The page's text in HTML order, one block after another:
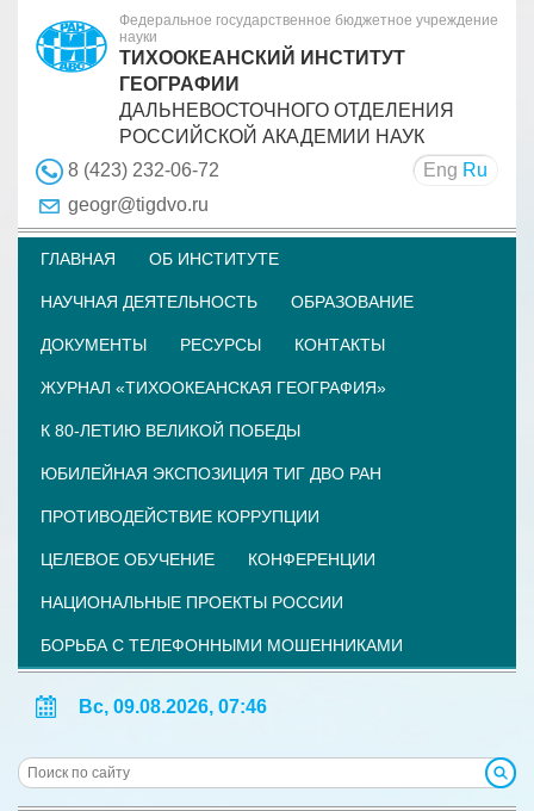
Федеральное государственное бюджетное учреждение
науки
ТИХООКЕАНСКИЙ ИНСТИТУТ
ГЕОГРАФИИ
ДАЛЬНЕВОСТОЧНОГО ОТДЕЛЕНИЯ
РОССИЙСКОЙ АКАДЕМИИ НАУК
8 (423) 232-06-72
Eng Ru
geogr@tigdvo.ru
ГЛАВНАЯ ОБ ИНСТИТУТЕ
НАУЧНАЯ ДЕЯТЕЛЬНОСТЬ ОБРАЗОВАНИЕ
ДОКУМЕНТЫ РЕСУРСЫ КОНТАКТЫ
ЖУРНАЛ «ТИХООКЕАНСКАЯ ГЕОГРАФИЯ»
К 80-ЛЕТИЮ ВЕЛИКОЙ ПОБЕДЫ
ЮБИЛЕЙНАЯ ЭКСПОЗИЦИЯ ТИГ ДВО РАН
ПРОТИВОДЕЙСТВИЕ КОРРУПЦИИ
ЦЕЛЕВОЕ ОБУЧЕНИЕ КОНФЕРЕНЦИИ
НАЦИОНАЛЬНЫЕ ПРОЕКТЫ РОССИИ
БОРЬБА С ТЕЛЕФОННЫМИ МОШЕННИКАМИ
Вс, 09.08.2026, 07:46